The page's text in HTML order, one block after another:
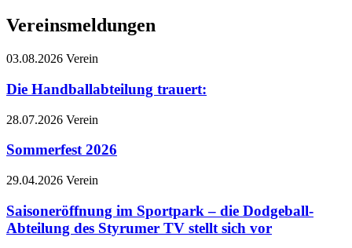
Vereinsmeldungen
03.08.2026 Verein
Die Handballabteilung trauert:
28.07.2026 Verein
Sommerfest 2026
29.04.2026 Verein
Saisoneröffnung im Sportpark – die Dodgeball-
Abteilung des Styrumer TV stellt sich vor